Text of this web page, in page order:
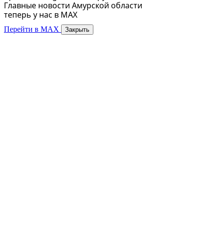
Главные новости Амурской области
теперь у нас в MAX
Перейти в MAX Закрыть